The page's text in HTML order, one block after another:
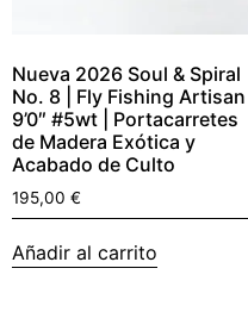
Nueva 2026 Soul & Spiral
No. 8 | Fly Fishing Artisan |
9’0″ #5wt | Portacarretes
de Madera Exótica y
Acabado de Culto
195,00 €
Añadir al carrito